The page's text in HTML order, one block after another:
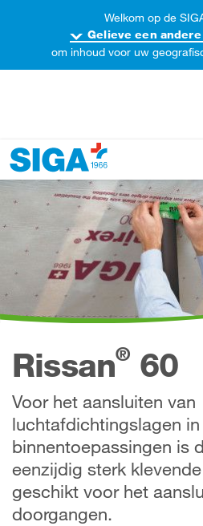
de website
Rissan®60
Voor het aansluiten van
luchtafdichtingslagen in
binnentoepassingen is
eenzijdig sterk
geschikt voor het
doorgangen.
Welkom op de
Gelieve een
om inhoud voor uw